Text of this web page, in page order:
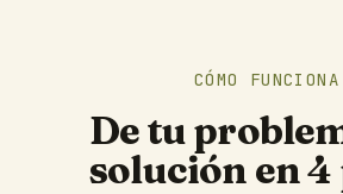
CÓMO FUNCIONA
De tu
solución en 4